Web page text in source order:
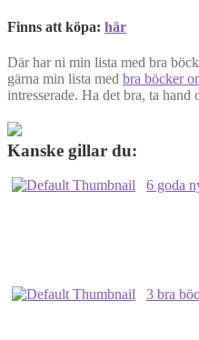
Finns att köpa: här
Där har ni min lista med bra
gärna min lista med bra böcker
intresserade. Ha det bra, ta hand
Kanske gillar du:
6 goda
3 bra